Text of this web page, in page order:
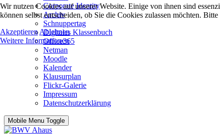
Corporate Identity
Archiv
Schnuppertag
Digitales Klassenbuch
Office365
Netman
Moodle
Kalender
Klausurplan
Flickr-Galerie
Impressum
Datenschutzerklärung
Mobile Menu Toggle
Wir nutzen Cookies auf unserer Website. Einige von ihnen sind
können selbst entscheiden, ob Sie die Cookies zulassen möchten.
Akzeptieren Ablehnen
Weitere Informationen